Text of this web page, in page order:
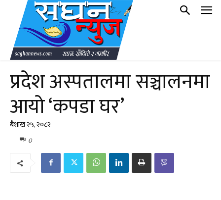
प्रदेश अस्पतालमा सञ्चालनमा
आयो ‘कपडा घर’
बैशाख २५, २०८२
0